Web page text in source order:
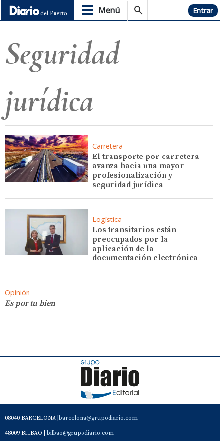
Menú Hemeroteca Entrar
Seguridad
jurídica
Carretera
El transporte por carretera
avanza hacia una mayor
profesionalización y
seguridad jurídica
Logística
Los transitarios están
preocupados por la
aplicación de la
documentación electrónica
Opinión
Es por tu bien
08040 BARCELONA | barcelona@grupodiario.com
48009 BILBAO | bilbao@grupodiario.com